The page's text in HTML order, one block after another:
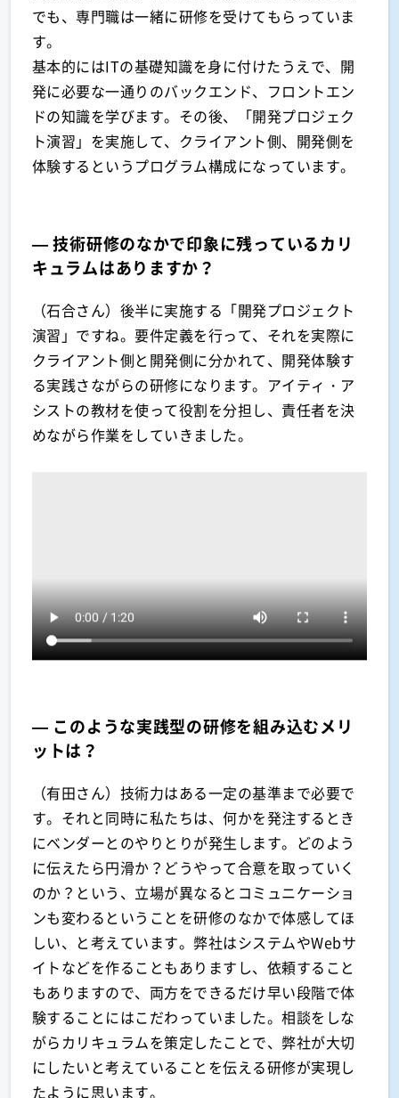
でも、専門職は一緒に研修を受けてもらっていま
す。
基本的にはITの基礎知識を身に付けたうえで、開
発に必要な一通りのバックエンド、フロントエン
ドの知識を学びます。その後、「開発プロジェク
ト演習」を実施して、クライアント側、開発側を
体験するというプログラム構成になっています。
— 技術研修のなかで印象に残っているカリ
キュラムはありますか？
（石合さん）後半に実施する「開発プロジェクト
演習」ですね。要件定義を行って、それを実際に
クライアント側と開発側に分かれて、開発体験す
る実践さながらの研修になります。アイティ・ア
シストの教材を使って役割を分担し、責任者を決
めながら作業をしていきました。
— このような実践型の研修を組み込むメリ
ットは？
（有田さん）技術力はある一定の基準まで必要で
す。それと同時に私たちは、何かを発注するとき
にベンダーとのやりとりが発生します。どのよう
に伝えたら円滑か？どうやって合意を取っていく
のか？という、立場が異なるとコミュニケーショ
ンも変わるということを研修のなかで体感してほ
しい、と考えています。弊社はシステムやWebサ
イトなどを作ることもありますし、依頼すること
もありますので、両方をできるだけ早い段階で体
験することにはこだわっていました。相談をしな
がらカリキュラムを策定したことで、弊社が大切
にしたいと考えていることを伝える研修が実現し
たように思います。